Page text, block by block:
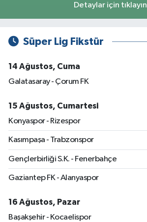
Detaylar için tıklayın
Süper Lig Fikstür
14 Ağustos, Cuma
Galatasaray - Çorum FK
15 Ağustos, Cumartesi
Konyaspor - Rizespor
Kasımpaşa - Trabzonspor
Gençlerbirliği S.K. - Fenerbahçe
Gaziantep FK - Alanyaspor
16 Ağustos, Pazar
Başakşehir - Kocaelispor